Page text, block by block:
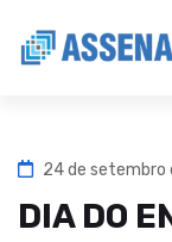
24 de setembro
DIA DO